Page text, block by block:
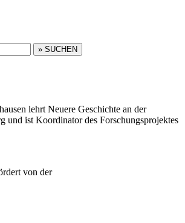
lehrt Neuere Geschichte an der
und ist Koordinator des Forschungsprojektes
von der